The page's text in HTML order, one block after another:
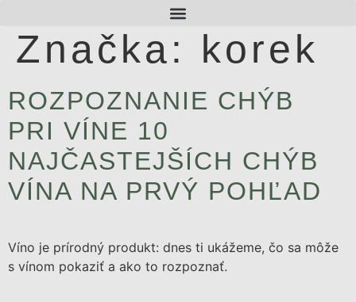
Značka: korek
ROZPOZNANIE CHÝB
PRI VÍNE 10
NAJČASTEJŠÍCH CHÝB
VÍNA NA PRVÝ POHĽAD
Víno je prírodný produkt: dnes ti ukážeme, čo sa môže
s vínom pokaziť a ako to rozpoznať.